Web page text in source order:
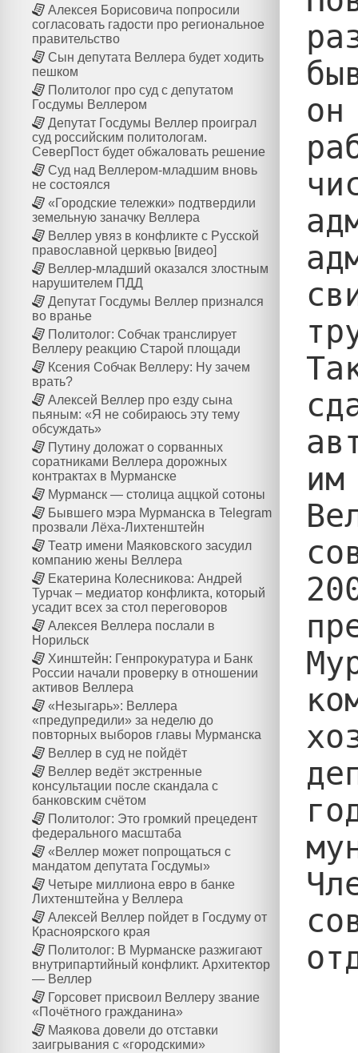
Алексея Борисовича попросили
согласовать гадости про региональное
правительство
Сын депутата Веллера будет ходить
пешком
Политолог про суд с депутатом
Госдумы Веллером
Депутат Госдумы Веллер проиграл
суд российским политологам.
СеверПост будет обжаловать решение
Суд над Веллером-младшим вновь
не состоялся
«Городские тележки» подтвердили
земельную заначку Веллера
Веллер увяз в конфликте с Русской
православной церквью [видео]
Веллер-младший оказался злостным
нарушителем ПДД
Депутат Госдумы Веллер признался
во вранье
Политолог: Собчак транслирует
Веллеру реакцию Старой площади
Ксения Собчак Веллеру: Ну зачем
врать?
Алексей Веллер про езду сына
пьяным: «Я не собираюсь эту тему
обсуждать»
Путину доложат о сорванных
соратниками Веллера дорожных
контрактах в Мурманске
Мурманск — столица аццкой сотоны
Бывшего мэра Мурманска в Telegram
прозвали Лёха-Лихтенштейн
Театр имени Маяковского засудил
компанию жены Веллера
Екатерина Колесникова: Андрей
Турчак – медиатор конфликта, который
усадит всех за стол переговоров
Алексея Веллера послали в
Норильск
Хинштейн: Генпрокуратура и Банк
России начали проверку в отношении
активов Веллера
«Незыгарь»: Веллера
«предупредили» за неделю до
повторных выборов главы Мурманска
Веллер в суд не пойдёт
Веллер ведёт экстренные
консультации после скандала с
банковским счётом
Политолог: Это громкий прецедент
федерального масштаба
«Веллер может попрощаться с
мандатом депутата Госдумы»
Четыре миллиона евро в банке
Лихтенштейна у Веллера
Алексей Веллер пойдет в Госдуму от
Красноярского края
Политолог: В Мурманске разжигают
внутрипартийный конфликт. Архитектор
— Веллер
Горсовет присвоил Веллеру звание
«Почётного гражданина»
Маякова довели до отставки
заигрывания с «городскими»
он